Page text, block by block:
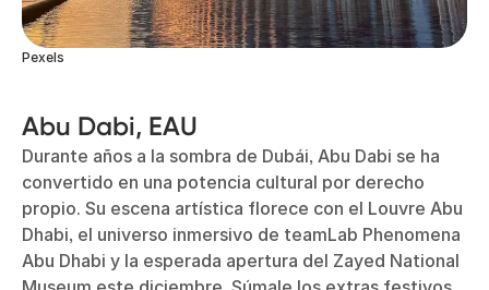
Pexels
Abu Dabi, EAU
Durante años a la sombra de Dubái, Abu Dabi se ha
convertido en una potencia cultural por derecho
propio. Su escena artística florece con el Louvre Abu
Dhabi, el universo inmersivo de teamLab Phenomena
Abu Dhabi y la esperada apertura del Zayed National